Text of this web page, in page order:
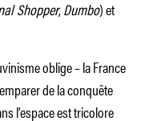
Shopper,Dumbo) et
oblige – la France
de la conquête
l’espace est tricolore